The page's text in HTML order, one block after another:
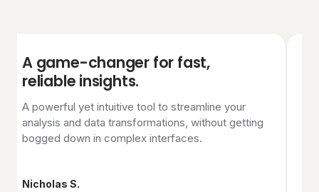
A game-changer for fast,
reliable insights.
A powerful yet intuitive tool to streamline your
analysis and data transformations, without getting
bogged down in complex interfaces.
Nicholas S.